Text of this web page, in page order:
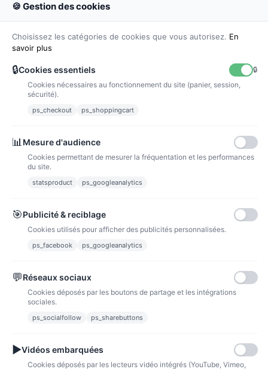
La poste
Paiements sécurisés via paypal et paypal 4 fois sans frais
Fidélité
🍪 Gestion des cookies
Choisissez les catégories de cookies que vous autorisez. En
savoir plus
🔒Cookies essentiels
🔒
Cookies nécessaires au fonctionnement du site (panier, session,
sécurité).
ps_checkout ps_shoppingcart
📊 Mesure d'audience
Cookies permettant de mesurer la fréquentation et les performances
du site.
statsproduct ps_googleanalytics
🎯Publicité & reciblage
Cookies utilisés pour afficher des publicités personnalisées.
ps_facebook ps_googleanalytics
💬Réseaux sociaux
Cookies déposés par les boutons de partage et les intégrations
sociales.
ps_socialfollow ps_sharebuttons
▶Vidéos embarquées
Cookies déposés par les lecteurs vidéo intégrés (YouTube, Vimeo,